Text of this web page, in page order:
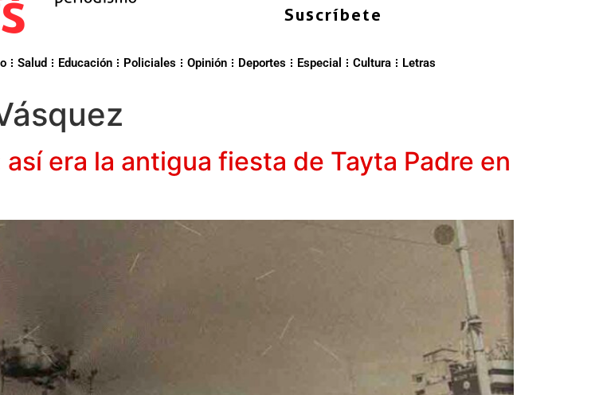
Suscríbete
Salud Educación Policiales Opinión Deportes Especial Cultura Letras
era la antigua fiesta de Tayta Padre en